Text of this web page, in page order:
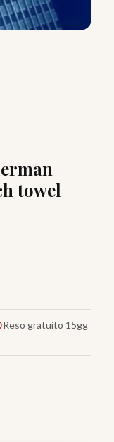
towel
Reso gratuito 15gg